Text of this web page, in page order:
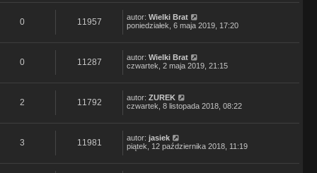
0 11957 autor: Wielki Brat
poniedziałek, 6 maja 2019, 17:20
0 11287 autor: Wielki Brat
czwartek, 2 maja 2019, 21:15
2 11792 autor: ZUREK
czwartek, 8 listopada 2018, 08:22
3 11981 autor: jasiek
piątek, 12 października 2018, 11:19